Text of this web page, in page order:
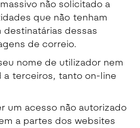
não solicitado a
que não tenham
destinatárias dessas
de correio.
nome de utilizador nem
a terceiros, tanto on-line
um acesso não autorizado
a partes dos websites